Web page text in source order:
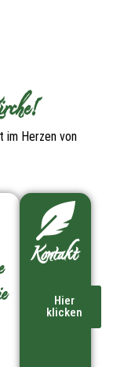
im Herzen von
Kontakt
Hier
klicken